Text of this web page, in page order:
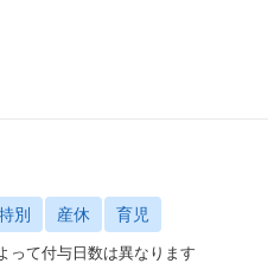
別 産休 育児
って付与日数は異なります